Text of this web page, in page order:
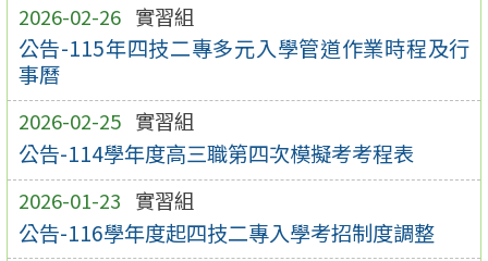
2026-02-26 實習組
公告-115年四技二專多元入學管道作業時程及行
事曆
2026-02-25 實習組
公告-114學年度高三職第四次模擬考考程表
2026-01-23 實習組
公告-116學年度起四技二專入學考招制度調整